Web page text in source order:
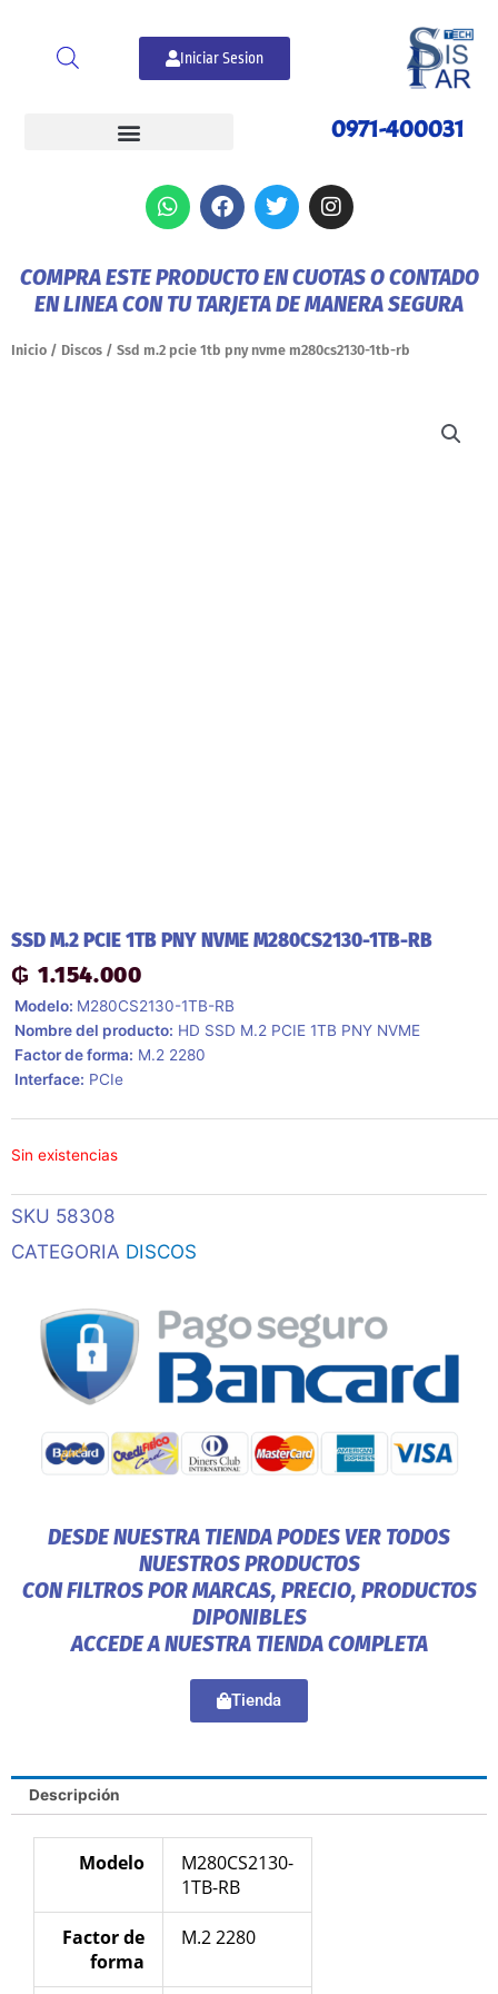
contenido
Iniciar Sesion
0971-400031
W
h
s
a
p
F
a
b
o
k
T
w
t
e
I
n
a
g
a
COMPRA ESTE PRODUCTO EN CUOTAS O CONTADO
EN LINEA CON TU TARJETA DE MANERA SEGURA
Inicio / Discos / Ssd m.2 pcie 1tb pny nvme m280cs2130-1tb-rb
SSD M.2 PCIE 1TB PNY NVME M280CS2130-1TB-RB
₲ 1.154.000
 Modelo: M280CS2130-1TB-RB
 Nombre del producto: HD SSD M.2 PCIE 1TB PNY NVME
 Factor de forma: M.2 2280
 Interface: PCIe
Sin existencias
SKU 58308
CATEGORIA DISCOS
DESDE NUESTRA TIENDA PODES VER TODOS
NUESTROS PRODUCTOS
CON FILTROS POR MARCAS, PRECIO, PRODUCTOS
DIPONIBLES
ACCEDE A NUESTRA TIENDA COMPLETA
Tienda
Descripción
Modelo
M280CS2130-
1TB-RB
Factor de
forma
M.2 2280